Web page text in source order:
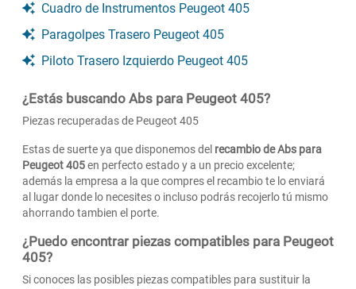
Cuadro de Instrumentos Peugeot 405
Paragolpes Trasero Peugeot 405
Piloto Trasero Izquierdo Peugeot 405
¿Estás buscando Abs para Peugeot 405?
Piezas recuperadas de Peugeot 405
Estas de suerte ya que disponemos del recambio de Abs para
Peugeot 405en perfecto estado y a un precio excelente;
además la empresa a la que compres el recambio te lo enviará
al lugar donde lo necesites o incluso podrás recojerlo tú mismo
ahorrando tambien el porte.
¿Puedo encontrar piezas compatibles para Peugeot
405?
Si conoces las posibles piezas compatibles para sustituir la